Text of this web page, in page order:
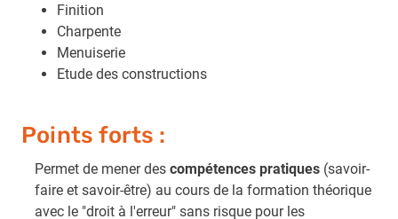
Finition
Charpente
Menuiserie
Etude des constructions
Points forts :
Permet de mener des compétences pratiques (savoir-
faire et savoir-être) au cours de la formation théorique
avec le "droit à l'erreur" sans risque pour les